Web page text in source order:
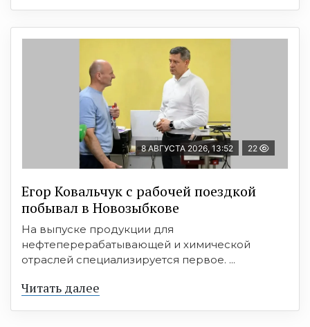
8 АВГУСТА 2026, 13:52 22
Егор Ковальчук с рабочей поездкой
побывал в Новозыбкове
На выпуске продукции для
нефтеперерабатывающей и химической
отраслей специализируется первое. ...
Читать далее